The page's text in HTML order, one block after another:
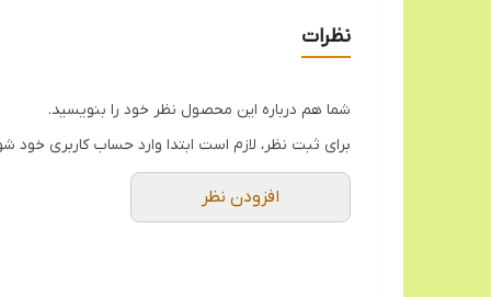
نظرات
شما هم درباره این محصول نظر خود را بنویسید.
برای ثبت نظر، لازم است ابتدا وارد حساب کاربری خود
افزودن نظر